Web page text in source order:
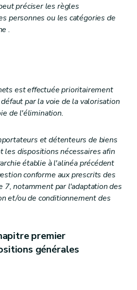
préciser les règles
personnes ou les catégories de
.
est effectuée prioritairement
par la voie de la valorisation
de l'élimination.
et détenteurs de biens
les dispositions nécessaires afin
établie à l'alinéa précédent
conforme aux prescrits des
7, notamment par l'adaptation des
et/ou de conditionnement des
premier
générales